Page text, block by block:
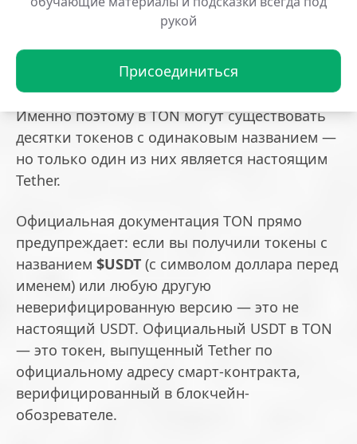
рукой
Присоединиться
В блокчейне TON любой разработчик может
создать jetton с любым именем. Ничто
технически не мешает создать токен и
назвать его «USDT», «$USDT» или даже
сделать интерфейс похожим на настоящий.
Именно поэтому в TON могут существовать
десятки токенов с одинаковым названием —
но только один из них является настоящим
Tether.
Официальная документация TON прямо
предупреждает: если вы получили токены с
названием $USDT (с символом доллара перед
именем) или любую другую
неверифицированную версию — это не
настоящий USDT. Официальный USDT в TON
— это токен, выпущенный Tether по
официальному адресу смарт-контракта,
верифицированный в блокчейн-
обозревателе.